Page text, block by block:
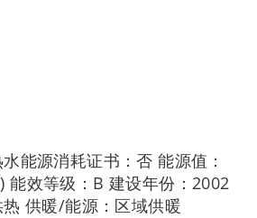
能源消耗证书：否 能源值：
能效等级：B 建设年份：2002
供暖/能源：区域供暖